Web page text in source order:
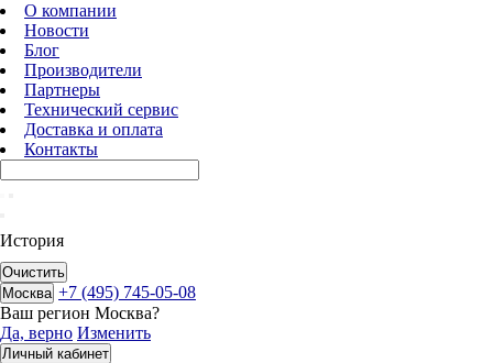
О компании
Новости
Блог
Производители
Партнеры
Технический сервис
Доставка и оплата
Контакты
История
Очистить
Москва +7 (495) 745-05-08
Ваш регион Москва?
Да, верно Изменить
Личный кабинет